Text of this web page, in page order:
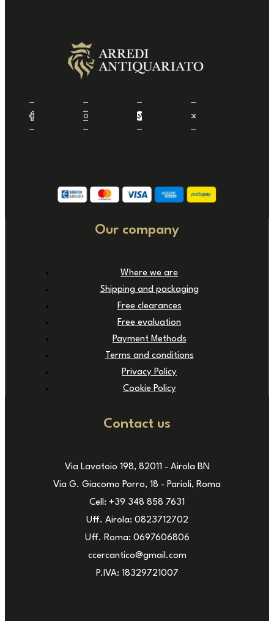
Our company
Where we are
Shipping and packaging
Free clearances
Free evaluation
Payment Methods
Terms and conditions
Privacy Policy
Cookie Policy
Contact us
Via Lavatoio 198, 82011 - Airola BN
Via G. Giacomo Porro, 18 - Parioli, Roma
Cell: +39 348 858 7631
Uff. Airola: 0823712702
Uff. Roma: 0697606806
ccercantico@gmail.com
P.IVA: 18329721007